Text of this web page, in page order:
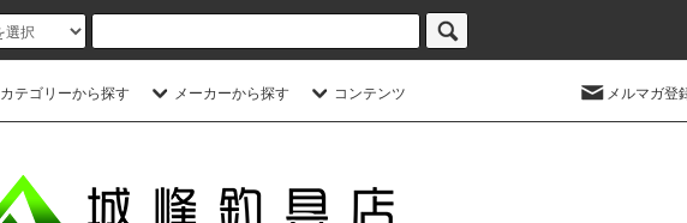
カテゴリーから探す メーカーから探す コンテンツ メルマガ登